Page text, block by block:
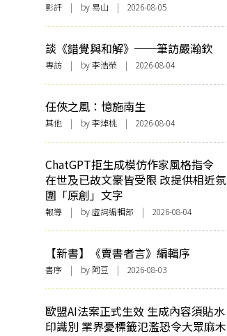
影評 | by 易山 | 2026-08-05
談《錯覺與和解》──筆訪嚴瀚欽
專訪 | by 李浩榮 | 2026-08-04
任俠之風：憶施南生
其他 | by 李焯桃 | 2026-08-04
ChatGPT拒生成模仿作家風格指令
在世及已故文豪皆受限 改提供相近氛
圍「原創」文字
報導 | by 虛詞編輯部 | 2026-08-04
【新書】《賣書者言》編輯序
書序 | by 阿豆 | 2026-08-03
歐盟AI法案正式生效 生成內容須貼水
印識別 業界憂標籤氾濫恐令大眾麻木